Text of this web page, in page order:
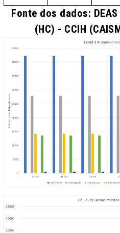
Fonte dos dados: DEAS
(HC) - CCIH